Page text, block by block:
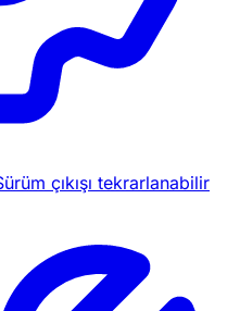
çıkışı tekrarlanabilir